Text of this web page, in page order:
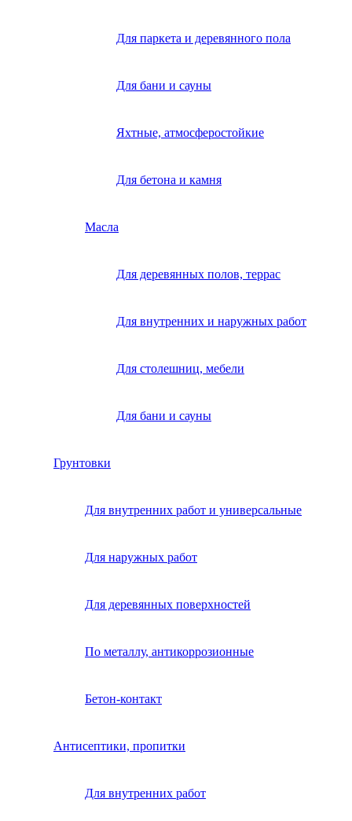
Для паркета и деревянного пола
Для бани и сауны
Яхтные, атмосферостойкие
Для бетона и камня
Масла
Для деревянных полов, террас
Для внутренних и наружных работ
Для столешниц, мебели
Для бани и сауны
Грунтовки
Для внутренних работ и универсальные
Для наружных работ
Для деревянных поверхностей
По металлу, антикоррозионные
Бетон-контакт
Антисептики, пропитки
Для внутренних работ